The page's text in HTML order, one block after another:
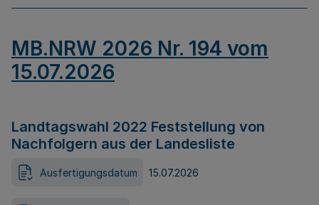
MB.NRW 2026 Nr. 194 vom
15.07.2026
Landtagswahl 2022 Feststellung von
Nachfolgern aus der Landesliste
Ausfertigungsdatum 15.07.2026